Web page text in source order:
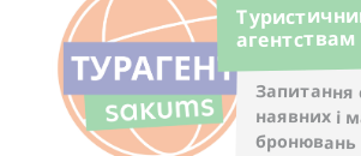
агентствам
Запитання
наявних і
бронювань